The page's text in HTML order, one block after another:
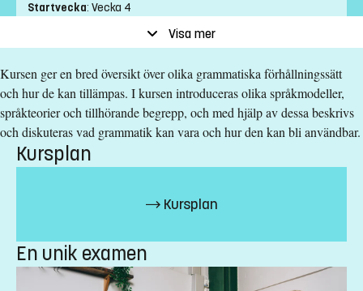
Startvecka: Vecka 4
Ort:Linköping
Studietakt:Helfart
Nivå: Grundnivå
Studieform :Campusförlagd
Undervisningstid:Dagtid
Undervisningsspråk
Särskilda förkunskapskrav
Godkänd grundkurs i svensk grammatik om minst 5 hp
Visa mer
Kursen ger en bred översikt över olika grammatiska förhållningssätt
och hur de kan tillämpas. I kursen introduceras olika språkmodeller,
språkteorier och tillhörande begrepp, och med hjälp av dessa beskrivs
och diskuteras vad grammatik kan vara och hur den kan bli användbar.
Kursplan
Kursplan
En unik examen